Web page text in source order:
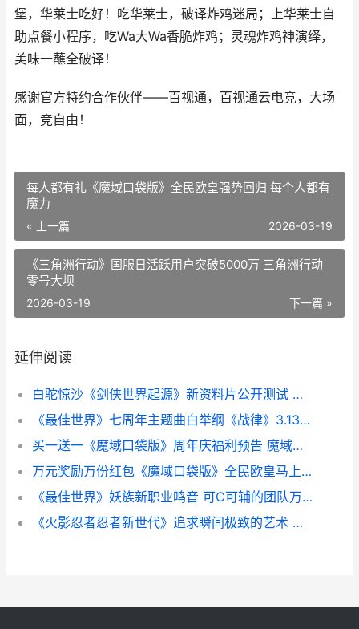
堡，华莱士吃好！吃华莱士，破译炸鸡迷局；上华莱士自
助点餐小程序，吃Wa大Wa香脆炸鸡；灵魂炸鸡神演绎，
美味一蘸全破译！
感谢官方特约合作伙伴——百视通，百视通云电竞，大场
面，竞自由！
每人都有礼《魔域口袋版》全民欧皇强势回归 每个人都有
魔力
« 上一篇 2026-03-19
《三角洲行动》国服日活跃用户突破5000万 三角洲行动
零号大坝
下一篇 »
2026-03-19
延伸阅读
白驼惊沙《剑侠世界起源》新资料片公开测试 剑三白骆驼
《最佳世界》七周年主题曲白举纲《战律》3.13首发 世界最佳拍档是谁
买一送一《魔域口袋版》周年庆福利预告 魔域送vip15
万元奖励万份红包《魔域口袋版》全民欧皇马上开始 万元奖品
《最佳世界》妖族新职业鸣音 可C可辅的团队万金油 《最佳世界》妖怪有哪些
《火影忍者忍者新世代》追求瞬间极致的艺术 火影忍者忍者之印怎么获得的